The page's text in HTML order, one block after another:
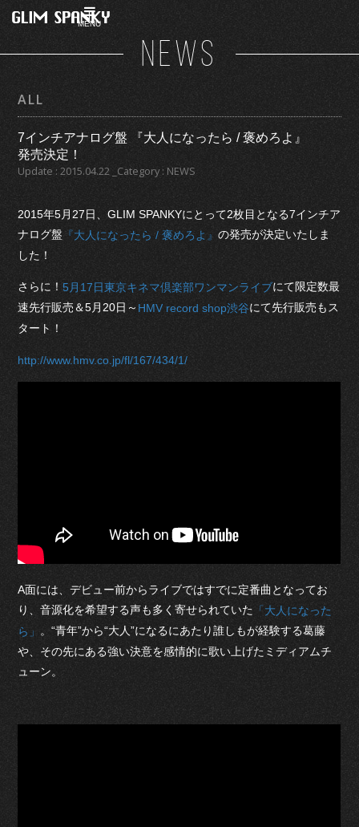
MENU
NEWS
ALL
7インチアナログ盤 『大人になったら / 褒めろよ』
発売決定！
Update : 2015.04.22 _Category : NEWS
2015年5月27日、GLIM SPANKYにとって2枚目となる7インチア
ナログ盤 『大人になったら / 褒めろよ』の発売が決定いたしま
した！
さらに！5月17日東京キネマ倶楽部ワンマンライブにて限定数最
速先行販売＆5月20日～ HMV record shop渋谷にて先行販売もス
タート！
http://www.hmv.co.jp/fl/167/434/1/
A面には、デビュー前からライブではすでに定番曲となってお
り、音源化を希望する声も多く寄せられていた 「大人になった
ら」
。“青年”から“大人”になるにあたり誰しもが経験する葛藤
や、その先にある強い決意を感情的に歌い上げたミディアムチ
ューン。